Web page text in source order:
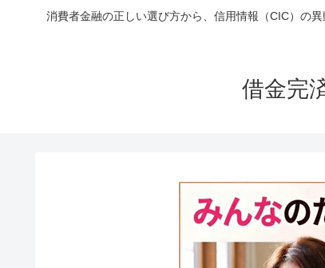
消費者金融の正しい選び方から、信用情報（CIC）の
借金完